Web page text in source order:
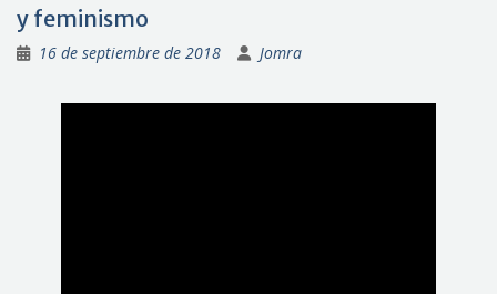
y feminismo
16 de septiembre de 2018 Jomra